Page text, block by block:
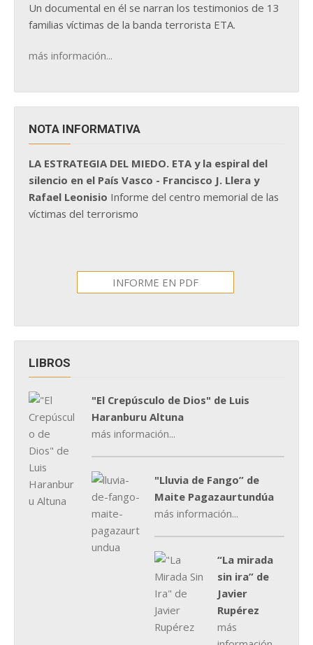
Un documental en él se narran los testimonios de 13
familias víctimas de la banda terrorista ETA.
más información...
NOTA INFORMATIVA
LA ESTRATEGIA DEL MIEDO. ETA y la espiral del
silencio en el País Vasco - Francisco J. Llera y
Rafael Leonisio Informe del centro memorial de las
víctimas del terrorismo
INFORME EN PDF
LIBROS
"El Crepúsculo de Dios" de Luis
Haranburu Altuna
más información...
"Lluvia de Fango” de
Maite Pagazaurtundúa
más información...
“La mirada
sin ira” de
Javier
Rupérez
más